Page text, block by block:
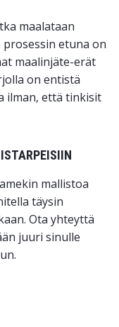
maalataan
prosessin etuna on
maalinjäte-erät
on entistä
ilman, että tinkisit
mallistoa
täysin
Ota yhteyttä
juuri sinulle